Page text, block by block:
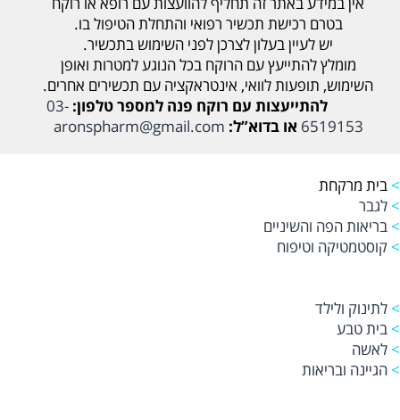
בטרם רכישת תכשיר רפואי והתחלת הטיפול בו.
יש לעיין בעלון לצרכן לפני השימוש בתכשיר.
מומלץ להתייעץ עם הרוקח בכל הנוגע למטרות ואופן
השימוש, תופעות לוואי, אינטראקציה עם תכשירים אחרים.
להתייעצות עם רוקח פנה למספר טלפון:03-
6519153 או בדוא”ל: aronspharm@gmail.com
> בית מרקחת
> לגבר
> בריאות הפה והשיניים
> קוסטמטיקה וטיפוח
> לתינוק ולילד
> בית טבע
> לאשה
> הגיינה ובריאות